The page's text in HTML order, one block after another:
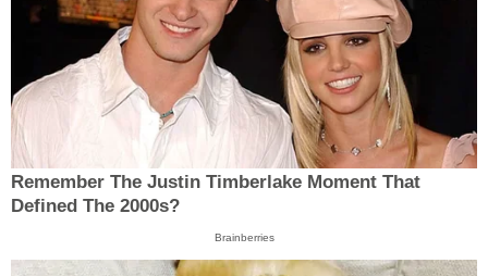
Remember The Justin Timberlake Moment That
Defined The 2000s?
Brainberries